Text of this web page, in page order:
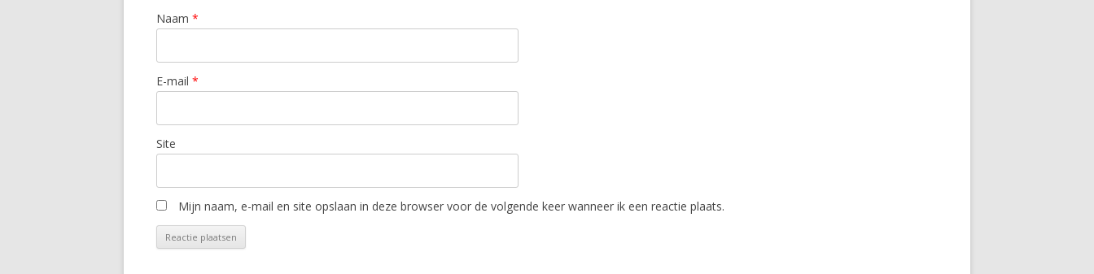
Naam *
E-mail *
Site
Mijn naam, e-mail en site opslaan in deze browser voor de volgende keer wanneer ik een reactie plaats.